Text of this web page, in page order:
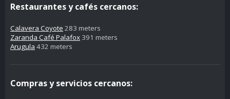
Restaurantes y cafés cercanos:
Calavera Coyote 283 meters
Zaranda Café Palafox 391 meters
Arugula 432 meters
Compras y servicios cercanos: